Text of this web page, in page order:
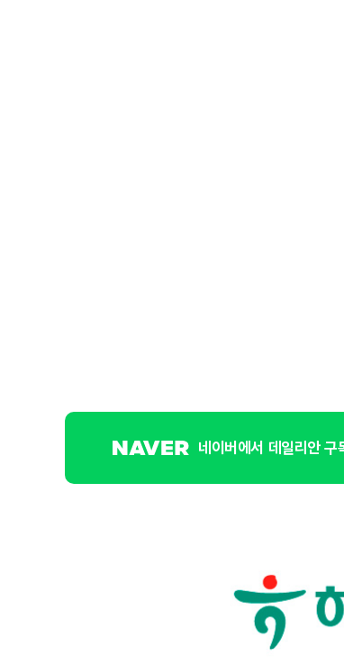
네이버에서 데일리안 구